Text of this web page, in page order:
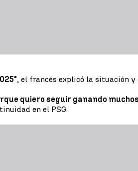
, el francés explicó la situación y
quiero seguir ganando
en el PSG.